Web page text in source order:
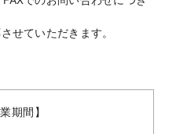
せていただきます。
期間】